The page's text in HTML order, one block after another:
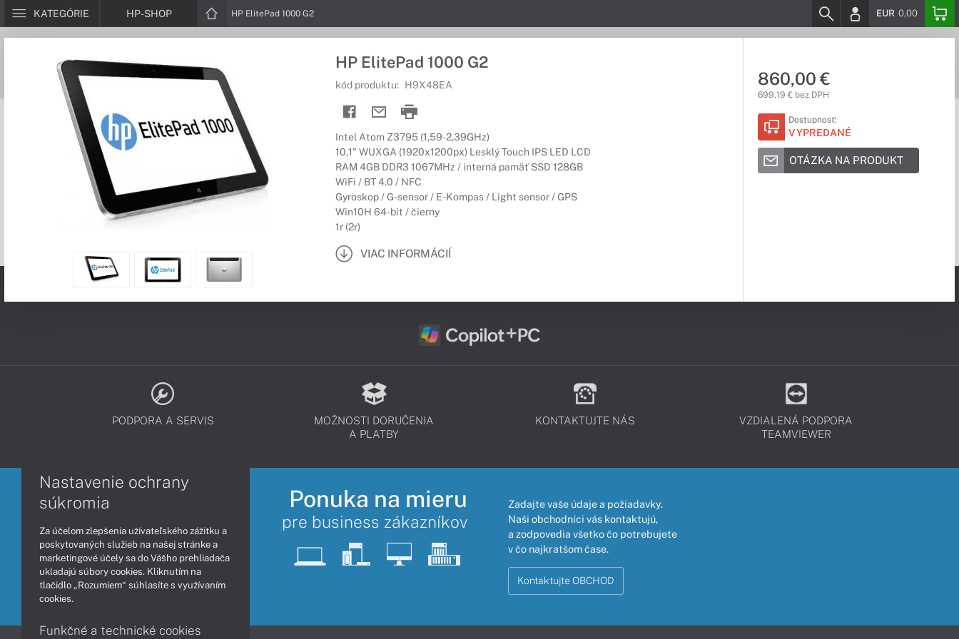
KATEGÓRIE HP-SHOP HP ElitePad 1000 G2 EUR 0,00
HP ElitePad 1000 G2
kód produktu: H9X48EA
Intel Atom Z3795 (1,59-2,39GHz)
10,1" WUXGA (1920x1200px) Lesklý Touch IPS LED LCD
RAM 4GB DDR3 1067MHz / interná pamäť SSD 128GB
WiFi / BT 4.0 / NFC
Gyroskop / G-sensor / E-Kompas / Light sensor / GPS
Win10H 64-bit / čierny
1r (2r)
VIAC INFORMÁCIÍ
860,00 €
699,19 € bez DPH
Dostupnosť:
VYPREDANÉ
OTÁZKA NA PRODUKT
PODPORA A SERVIS
MOŽNOSTI DORUČENIA
A PLATBY
KONTAKTUJTE NÁS
VZDIALENÁ PODPORA
TEAMVIEWER
Ponuka na mieru
pre business zákazníkov
Zadajte vaše údaje a požiadavky.
Naši obchodníci vás kontaktujú,
a zodpovedia všetko čo potrebujete
v čo najkratšom čase.
Kontaktujte OBCHOD
Nastavenie ochrany
súkromia
Za účelom zlepšenia užívateľského zážitku a
poskytovaných služieb na našej stránke a
marketingové účely sa do Vášho prehliadača
ukladajú súbory cookies. Kliknutím na
tlačidlo „Rozumiem“ súhlasíte s využívaním
cookies.
Funkčné a technické cookies